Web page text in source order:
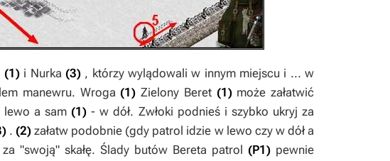
(1) i Nurka (3) , którzy wylądowali w innym miejscu i ... w
manewru. Wroga (1) Zielony Beret (1) może załatwić
lewo a sam (1) - w dół. Zwłoki podnieś i szybko ukryj za
. (2) załatw podobnie (gdy patrol idzie w lewo czy w dół a
"swoją" skałę. Ślady butów Bereta patrol (P1) pewnie